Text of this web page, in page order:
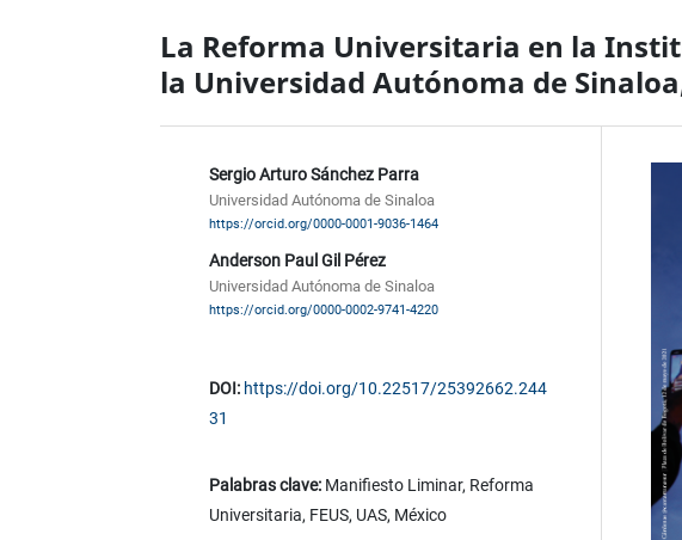
La Reforma Universitaria en la
la Universidad Autónoma de
Sergio Arturo Sánchez Parra
Universidad Autónoma de Sinaloa
https://orcid.org/0000-0001-9036-1464
Anderson Paul Gil Pérez
Universidad Autónoma de Sinaloa
https://orcid.org/0000-0002-9741-4220
DOI: https://doi.org/10.22517/25392662.244
31
Palabras clave: Manifiesto Liminar, Reforma
Universitaria, FEUS, UAS, México